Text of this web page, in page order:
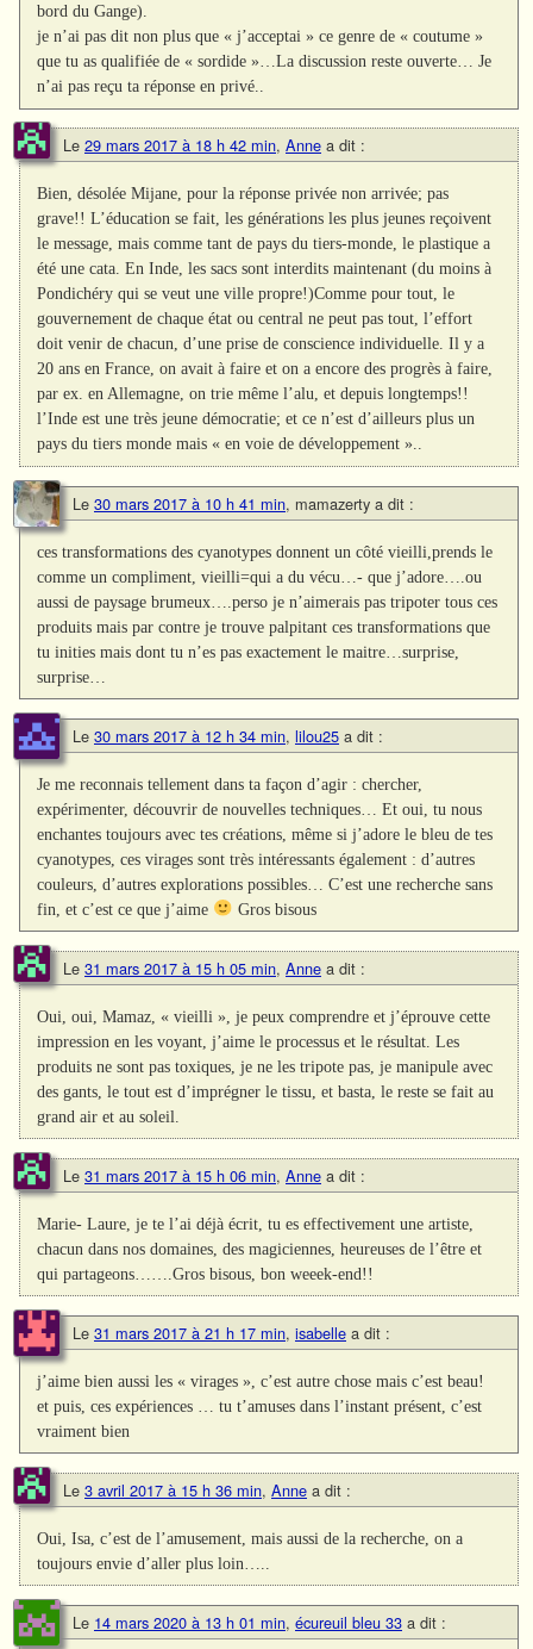
bord du Gange).
je n’ai pas dit non plus que « j’acceptai » ce genre de « coutume »
que tu as qualifiée de « sordide »…La discussion reste ouverte… Je
n’ai pas reçu ta réponse en privé..
Le 29 mars 2017 à 18 h 42 min, Anne a dit :
Bien, désolée Mijane, pour la réponse privée non arrivée; pas
grave!! L’éducation se fait, les générations les plus jeunes reçoivent
le message, mais comme tant de pays du tiers-monde, le plastique a
été une cata. En Inde, les sacs sont interdits maintenant (du moins à
Pondichéry qui se veut une ville propre!)Comme pour tout, le
gouvernement de chaque état ou central ne peut pas tout, l’effort
doit venir de chacun, d’une prise de conscience individuelle. Il y a
20 ans en France, on avait à faire et on a encore des progrès à faire,
par ex. en Allemagne, on trie même l’alu, et depuis longtemps!!
l’Inde est une très jeune démocratie; et ce n’est d’ailleurs plus un
pays du tiers monde mais « en voie de développement »..
Le 30 mars 2017 à 10 h 41 min, mamazerty a dit :
ces transformations des cyanotypes donnent un côté vieilli,prends le
comme un compliment, vieilli=qui a du vécu…- que j’adore….ou
aussi de paysage brumeux….perso je n’aimerais pas tripoter tous ces
produits mais par contre je trouve palpitant ces transformations que
tu inities mais dont tu n’es pas exactement le maitre…surprise,
surprise…
Le 30 mars 2017 à 12 h 34 min, lilou25 a dit :
Je me reconnais tellement dans ta façon d’agir : chercher,
expérimenter, découvrir de nouvelles techniques… Et oui, tu nous
enchantes toujours avec tes créations, même si j’adore le bleu de tes
cyanotypes, ces virages sont très intéressants également : d’autres
couleurs, d’autres explorations possibles… C’est une recherche sans
fin, et c’est ce que j’aime
Gros bisous
Le 31 mars 2017 à 15 h 05 min, Anne a dit :
Oui, oui, Mamaz, « vieilli », je peux comprendre et j’éprouve cette
impression en les voyant, j’aime le processus et le résultat. Les
produits ne sont pas toxiques, je ne les tripote pas, je manipule avec
des gants, le tout est d’imprégner le tissu, et basta, le reste se fait au
grand air et au soleil.
Le 31 mars 2017 à 15 h 06 min, Anne a dit :
Marie- Laure, je te l’ai déjà écrit, tu es effectivement une artiste,
chacun dans nos domaines, des magiciennes, heureuses de l’être et
qui partageons…….Gros bisous, bon weeek-end!!
Le 31 mars 2017 à 21 h 17 min, isabelle a dit :
j’aime bien aussi les « virages », c’est autre chose mais c’est beau!
et puis, ces expériences … tu t’amuses dans l’instant présent, c’est
vraiment bien
Le 3 avril 2017 à 15 h 36 min, Anne a dit :
Oui, Isa, c’est de l’amusement, mais aussi de la recherche, on a
toujours envie d’aller plus loin…..
Le 14 mars 2020 à 13 h 01 min, écureuil bleu 33 a dit :